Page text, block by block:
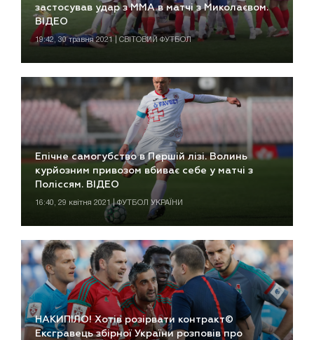
застосував удар з ММА в матчі з Миколаєвом.
ВІДЕО
19:42, 30 травня 2021 | СВІТОВИЙ ФУТБОЛ
Епічне самогубство в Першій лізі. Волинь
курйозним привозом вбиває себе у матчі з
Поліссям. ВІДЕО
16:40, 29 квітня 2021 | ФУТБОЛ УКРАЇНИ
НАКИПІЛО! Хотів розірвати контракт©
Ексгравець збірної України розповів про